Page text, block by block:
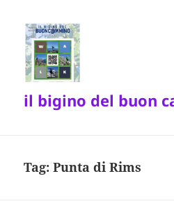
il bigino del buon
Tag:Punta di Rims